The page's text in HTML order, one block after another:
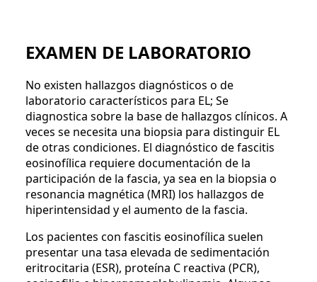
EXAMEN DE LABORATORIO
No existen hallazgos diagnósticos o de
laboratorio característicos para EL; Se
diagnostica sobre la base de hallazgos clínicos. A
veces se necesita una biopsia para distinguir EL
de otras condiciones. El diagnóstico de fascitis
eosinofílica requiere documentación de la
participación de la fascia, ya sea en la biopsia o
resonancia magnética (MRI) los hallazgos de
hiperintensidad y el aumento de la fascia.
Los pacientes con fascitis eosinofílica suelen
presentar una tasa elevada de sedimentación
eritrocitaria (ESR), proteína C reactiva (PCR),